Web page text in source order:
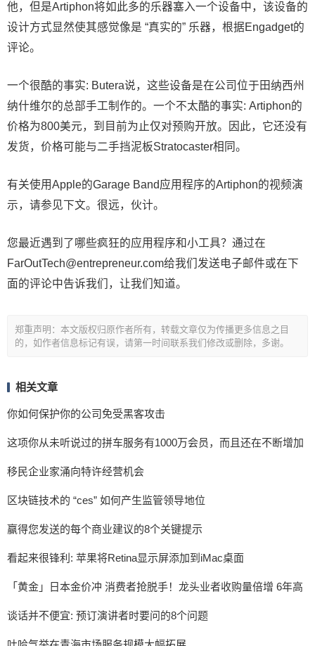
他，但是Artiphon将如此多的乐器塞入一个设备中，该设备的
设计方式显然使其感觉像是 “真实的” 乐器，根据Engadget的
评论。
一个很酷的事实: Butera说，这些设备是在公司位于田纳西州
纳什维尔的总部手工制作的。一个不太酷的事实: Artiphon的
价格为800美元，到目前为止仅对预购开放。因此，它还没有
发货，价格可能与二手挡泥板Stratocaster相同。
有关使用Apple的Garage Band应用程序的Artiphon的视频演
示，请参见下文。很远，伙计。
您最近遇到了哪些疯狂的应用程序和小工具？通过在
FarOutTech@entrepreneur.com给我们发送电子邮件或在下
面的评论中告诉我们，让我们知道。
郑重声明：本文版权归原作者所有，转载文章仅为传播更多信息之目
的，如作者信息标记有误，请第一时间联系我们修改或删除，多谢。
相关文章
你如何保护你的公司免受黑客攻击
这项你从未听说过的拼车服务有1000万会员，而且还在不断增加
移民企业家涌向特许经营机会
区块链技术的 “ces” 如何产生监管领导地位
赢得您发送的每个商业建议的8个关键提示
看起来很锋利: 苹果将Retina显示屏添加到iMac桌面
「黄金」日本金价冲 消费者抢脱手！龙头业者收购量倍增 6年高
谈话并不便宜: 预订演讲者时要问的8个问题